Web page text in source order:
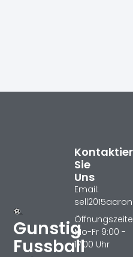
Gunstig
Fussball
Sie
Uns
Email:
Mo-Fr 9:00 -
17:00 Uhr